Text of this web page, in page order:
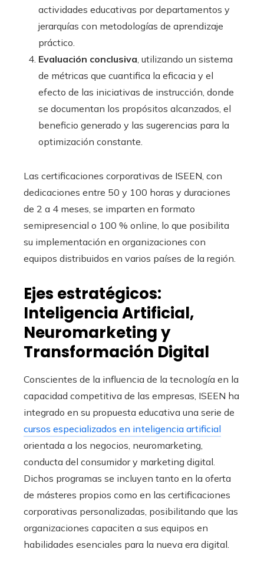
actividades educativas por departamentos y
jerarquías con metodologías de aprendizaje
práctico.
Evaluación conclusiva, utilizando un sistema
de métricas que cuantifica la eficacia y el
efecto de las iniciativas de instrucción, donde
se documentan los propósitos alcanzados, el
beneficio generado y las sugerencias para la
optimización constante.
Las certificaciones corporativas de ISEEN, con
dedicaciones entre 50 y 100 horas y duraciones
de 2 a 4 meses, se imparten en formato
semipresencial o 100 % online, lo que posibilita
su implementación en organizaciones con
equipos distribuidos en varios países de la región.
Ejes estratégicos:
Inteligencia Artificial,
Neuromarketing y
Transformación Digital
Conscientes de la influencia de la tecnología en la
capacidad competitiva de las empresas, ISEEN ha
integrado en su propuesta educativa una serie de
cursos especializados en inteligencia artificial
orientada a los negocios, neuromarketing,
conducta del consumidor y marketing digital.
Dichos programas se incluyen tanto en la oferta
de másteres propios como en las certificaciones
corporativas personalizadas, posibilitando que las
organizaciones capaciten a sus equipos en
habilidades esenciales para la nueva era digital.